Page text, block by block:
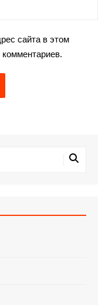
сайта в этом